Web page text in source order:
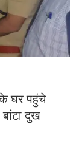
घर पहुंचे
दुख